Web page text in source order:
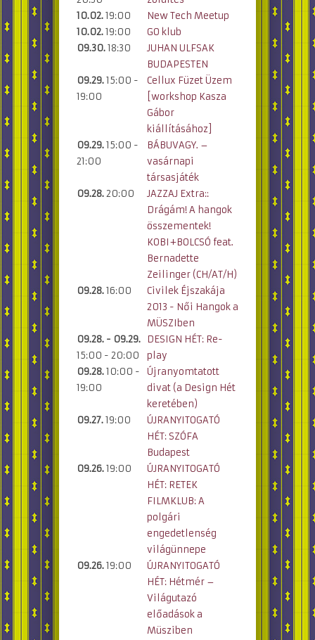
10.02.19:00
New Tech Meetup
10.02.19:00
GO klub
09.30.18:30
JUHAN ULFSAK
BUDAPESTEN
09.29.15:00 -
19:00
Cellux Füzet Üzem
[workshop Kasza
Gábor
kiállításához]
09.29.15:00 -
21:00
BÁBUVAGY. –
vasárnapi
társasjáték
09.28.20:00
JAZZAJ Extra::
Drágám! A hangok
összementek!
KOBI+BOLCSÓ feat.
Bernadette
Zeilinger (CH/AT/H)
09.28.16:00
Civilek Éjszakája
2013 - Női Hangok a
MÜSZIben
09.28. - 09.29.
15:00 - 20:00
DESIGN HÉT: Re-
play
09.28.10:00 -
19:00
Újranyomtatott
divat (a Design Hét
keretében)
09.27.19:00
ÚJRANYITOGATÓ
HÉT: SZÓFA
Budapest
09.26.19:00
ÚJRANYITOGATÓ
HÉT: RETEK
FILMKLUB: A
polgári
engedetlenség
világünnepe
09.26.19:00
ÚJRANYITOGATÓ
HÉT: Hétmér –
Világutazó
előadások a
Müsziben